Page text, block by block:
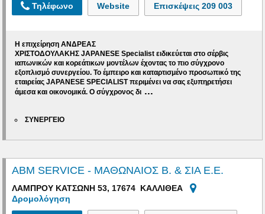
Τηλέφωνο Website Επισκέψεις209 003
Η επιχείρηση ΑΝΔΡΕΑΣ
ΧΡΙΣΤΟΔΟΥΛΑΚΗΣ JAPANESE Specialist ειδικεύεται στο σέρβις
ιαπωνικών και κορεάτικων μοντέλων έχοντας το πιο σύγχρονο
εξοπλισμό συνεργείου. Το έμπειρο και καταρτισμένο προσωπικό της
εταιρείας JAPANESE SPECIALIST περιμένει να σας εξυπηρετήσει
άμεσα και οικονομικά. Ο σύγχρονος δι ...
ΣΥΝΕΡΓΕΙΟ
ABM SERVICE - ΜΑΘΩΝΑΙΟΣ Β. & ΣΙΑ Ε.Ε.
ΛΑΜΠΡΟΥ ΚΑΤΣΩΝΗ 53, 17674 ΚΑΛΛΙΘΕΑ
Δρομολόγηση